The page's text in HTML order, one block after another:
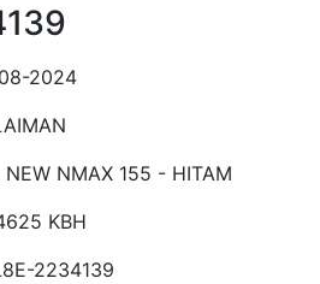
2024
NEW NMAX 155 - HITAM
KBH
2234139